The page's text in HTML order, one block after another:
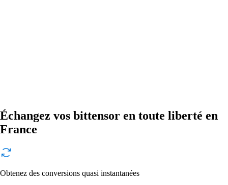
Échangez vos bittensor en toute liberté en
France
Obtenez des conversions quasi instantanées